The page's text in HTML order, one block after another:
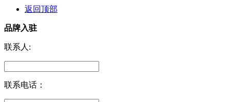
返回顶部
品牌入驻
联系人:
联系电话：